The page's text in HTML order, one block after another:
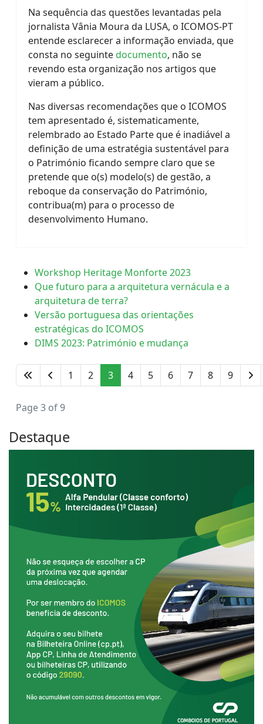
Na sequência das questões levantadas pela
jornalista Vânia Moura da LUSA, o ICOMOS-PT
entende esclarecer a informação enviada, que
consta no seguintedocumento, não se
revendo esta organização nos artigos que
vieram a público.
Nas diversas recomendações que o ICOMOS
tem apresentado é, sistematicamente,
relembrado ao Estado Parte que é inadiável a
definição de uma estratégia sustentável para
o Património ficando sempre claro que se
pretende que o(s) modelo(s) de gestão, a
reboque da conservação do Património,
contribua(m) para o processo de
desenvolvimento Humano.
Workshop Heritage Monforte 2023
Que futuro para a arquitetura vernácula e a
arquitetura de terra?
Versão portuguesa das orientações
estratégicas do ICOMOS
DIMS 2023: Património e mudança
1 2 3 4 5 6 7 8 9
Page 3 of 9
Destaque